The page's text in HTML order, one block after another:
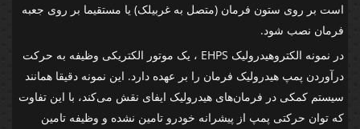
است بر روی ستون فرمان (متصل به غربیلک) یا مستقیما بر روی جعبه
فرمان نصب شود.
در نمونه الکتروهیدرولیک EHPS ، یک موتور الکتریکی وظیفه به حرکت
درآوردن پمپ هیدرولیک فرمان را بر عهده دارد. این نمونه دقیقا همانند
سیستم کمکی در فرمان‌های هیدرولیک ایفای نقش می‌کند، با این تفاوت
که توان حرکتی پمپ از پیشرانه خودرو تامین نشده و وظیفه تامین